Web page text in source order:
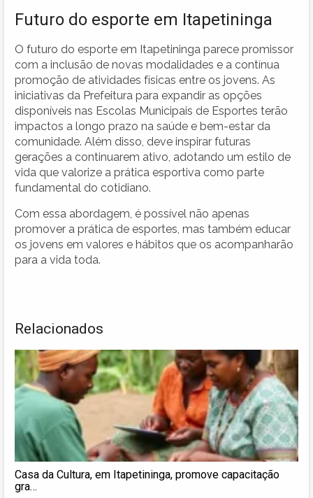
Futuro do esporte em Itapetininga
O futuro do esporte em Itapetininga parece promissor
com a inclusão de novas modalidades e a contínua
promoção de atividades físicas entre os jovens. As
iniciativas da Prefeitura para expandir as opções
disponíveis nas Escolas Municipais de Esportes terão
impactos a longo prazo na saúde e bem-estar da
comunidade. Além disso, deve inspirar futuras
gerações a continuarem ativo, adotando um estilo de
vida que valorize a prática esportiva como parte
fundamental do cotidiano.
Com essa abordagem, é possível não apenas
promover a prática de esportes, mas também educar
os jovens em valores e hábitos que os acompanharão
para a vida toda.
Relacionados
Casa da Cultura, em Itapetininga, promove capacitação
gra…